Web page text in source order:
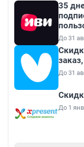
35
До 31
До 31
До 1